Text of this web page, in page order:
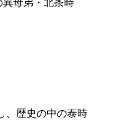
、歴史の中の泰時